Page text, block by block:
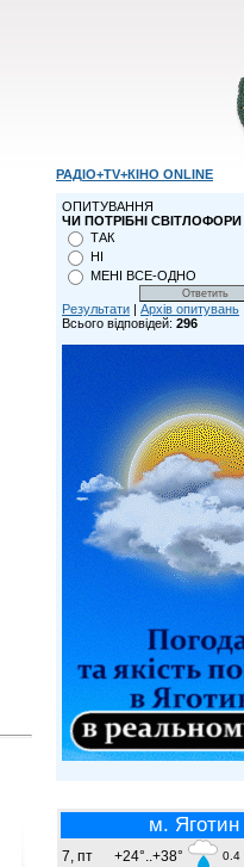
РАДІО+TV+КІНО ONLINE
ОПИТУВАННЯ
ЧИ ПОТРІБНІ СВІТЛОФОРИ
ТАК
НІ
МЕНІ ВСЕ-ОДНО
Результати | Архів опитувань
Всього відповідей: 296
м. Яготин
7, пт +24°..+38° 0.4